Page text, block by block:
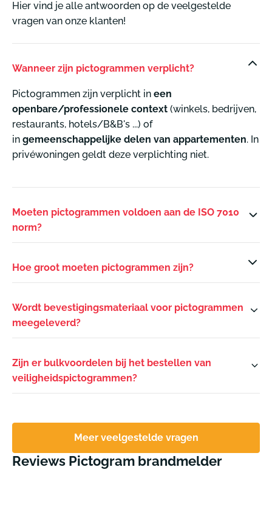
Hier vind je alle antwoorden op de veelgestelde
vragen van onze klanten!
Wanneer zijn pictogrammen verplicht?
Pictogrammen zijn verplicht in een
openbare/professionele context (winkels, bedrijven,
restaurants, hotels/B&B's ...) of
in gemeenschappelijke delen van appartementen. In
privéwoningen geldt deze verplichting niet.
Moeten pictogrammen voldoen aan de ISO 7010
norm?
Hoe groot moeten pictogrammen zijn?
Wordt bevestigingsmateriaal voor pictogrammen
meegeleverd?
Zijn er bulkvoordelen bij het bestellen van
veiligheidspictogrammen?
Meer veelgestelde vragen
Reviews Pictogram brandmelder